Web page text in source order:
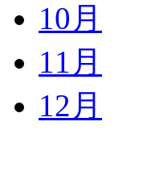
10月
11月
12月